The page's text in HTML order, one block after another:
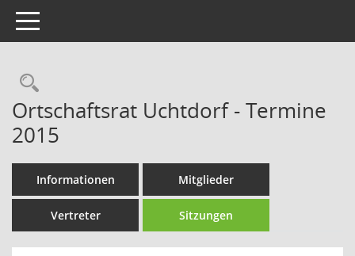
Toggle navigation
Rechercheauswahl
Ortschaftsrat Uchtdorf - Termine
2015
Informationen Mitglieder
Vertreter Sitzungen